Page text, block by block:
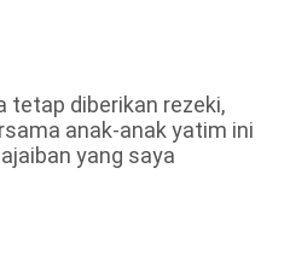
tetap diberikan rezeki,
anak-anak yatim ini
yang saya